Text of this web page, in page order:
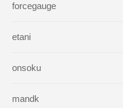
forcegauge
etani
onsoku
mandk